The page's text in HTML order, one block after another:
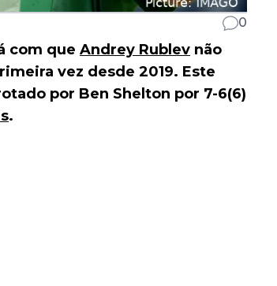
0
com que Andrey Rublev não
vez desde 2019. Este
por Ben Shelton por 7-6(6)
.